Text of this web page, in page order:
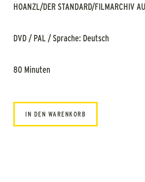
HOANZL/DER STANDARD/FILMARCHIV
DVD / PAL / Sprache: Deutsch
80 Minuten
IN DEN WARENKORB